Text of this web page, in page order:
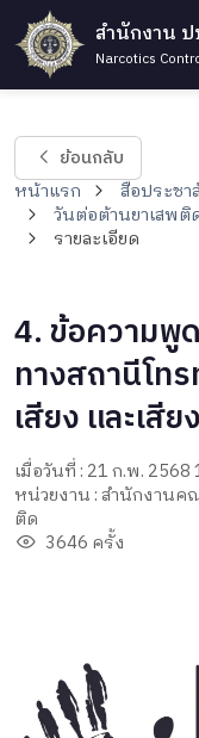
สำนักงาน ป
Narcotics
ย้อนกลับ
หน้าแรก
สื่อประช
วันต่อต้านยาเสพติ
รายละเอียด
4. ข้อความพู
ทางสถานีโท
เสียง และเสี
เมื่อวันที่ : 21 ก.พ. 2568
หน่วยงาน : สำนักงานค
ติด
3646 ครั้ง